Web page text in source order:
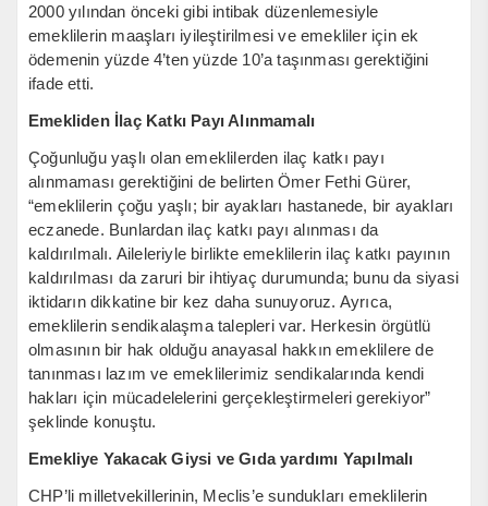
2000 yılından önceki gibi intibak düzenlemesiyle
emeklilerin maaşları iyileştirilmesi ve emekliler için ek
ödemenin yüzde 4’ten yüzde 10’a taşınması gerektiğini
ifade etti.
Emekliden İlaç Katkı Payı Alınmamalı
Çoğunluğu yaşlı olan emeklilerden ilaç katkı payı
alınmaması gerektiğini de belirten Ömer Fethi Gürer,
“emeklilerin çoğu yaşlı; bir ayakları hastanede, bir ayakları
eczanede. Bunlardan ilaç katkı payı alınması da
kaldırılmalı. Aileleriyle birlikte emeklilerin ilaç katkı payının
kaldırılması da zaruri bir ihtiyaç durumunda; bunu da siyasi
iktidarın dikkatine bir kez daha sunuyoruz. Ayrıca,
emeklilerin sendikalaşma talepleri var. Herkesin örgütlü
olmasının bir hak olduğu anayasal hakkın emeklilere de
tanınması lazım ve emeklilerimiz sendikalarında kendi
hakları için mücadelelerini gerçekleştirmeleri gerekiyor”
şeklinde konuştu.
Emekliye Yakacak Giysi ve Gıda yardımı Yapılmalı
CHP’li milletvekillerinin, Meclis’e sundukları emeklilerin